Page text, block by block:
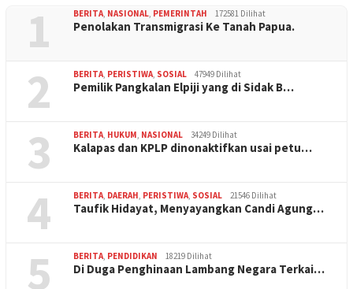
1 BERITA, NASIONAL, PEMERINTAH 172581 Dilihat
Penolakan Transmigrasi Ke Tanah Papua.
2 BERITA, PERISTIWA, SOSIAL 47949 Dilihat
Pemilik Pangkalan Elpiji yang di Sidak B…
3 BERITA, HUKUM, NASIONAL 34249 Dilihat
Kalapas dan KPLP dinonaktifkan usai petu…
4 BERITA, DAERAH, PERISTIWA, SOSIAL 21546 Dilihat
Taufik Hidayat, Menyayangkan Candi Agung…
5 BERITA, PENDIDIKAN 18219 Dilihat
Di Duga Penghinaan Lambang Negara Terkai…